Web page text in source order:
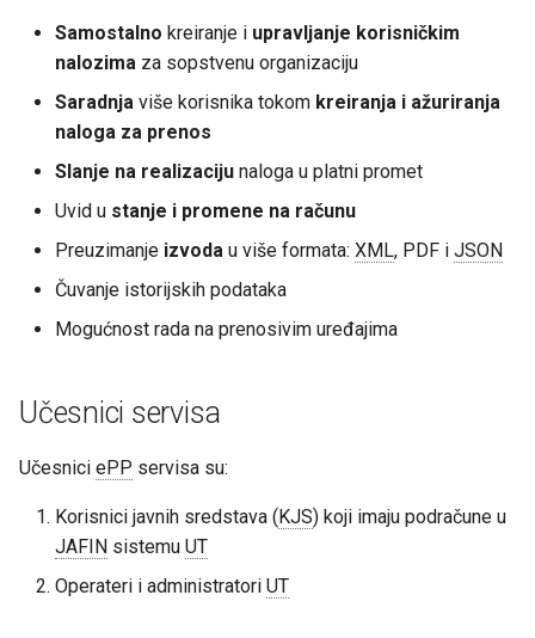
r
a
Operacije Plaćanja
Profil korisnika
Samostalno kreiranje i upravljanje korisničkim
nalozima za sopstvenu organizaciju
Saradnja više korisnika tokom kreiranja i ažuriranja
naloga za prenos
Slanje na realizaciju naloga u platni promet
Uvid u stanje i promene na računu
Preuzimanje izvoda u više formata: XML, PDF i JSON
Čuvanje istorijskih podataka
Mogućnost rada na prenosivim uređajima
Učesnici servisa
Učesnici ePP servisa su:
Korisnici javnih sredstava (KJS) koji imaju podračune u
JAFIN sistemu UT
Operateri i administratori UT